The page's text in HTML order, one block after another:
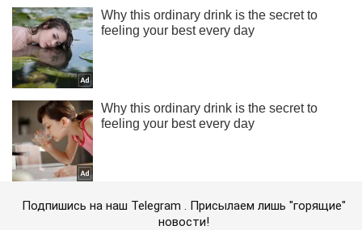
Подпишись на наш Telegram . Присылаем лишь "горящие"
новости!